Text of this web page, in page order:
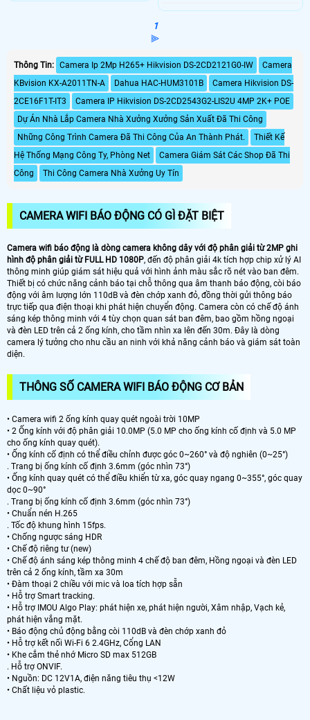
1
⫸
Thông Tin: Camera Ip 2Mp H265+ Hikvision DS-2CD2121G0-IW
Camera
KBvision KX-A2011TN-A
Dahua HAC-HUM3101B
Camera Hikvision DS-
2CE16F1T-IT3
Camera IP Hikvision DS-2CD2543G2-LIS2U 4MP 2K+ POE
Dự Án Nhà Lắp Camera Nhà Xưởng Xưởng Sản Xuất Đã Thi Công
Những Công Trình Camera Đã Thi Công Của An Thành Phát.
Thiết Kế
Hệ Thống Mạng Công Ty, Phòng Net
Camera Giám Sát Các Shop Đã Thi
Công
Thi Công Camera Nhà Xưởng Uy Tín
CAMERA WIFI BÁO ĐỘNG CÓ GÌ ĐẶT BIỆT
Camera wifi báo động là dòng camera không dây với độ phân giải từ 2MP ghi
hình độ phân giải từ FULL HD 1080P, đến độ phân giải 4k tích hợp chip xử lý AI
thông minh giúp giám sát hiệu quả với hình ảnh màu sắc rõ nét vào ban đêm.
Thiết bị có chức năng cảnh báo tại chỗ thông qua âm thanh báo động, còi báo
động với âm lượng lớn 110dB và đèn chớp xanh đỏ, đồng thời gửi thông báo
trực tiếp qua điện thoại khi phát hiện chuyển động. Camera còn có chế độ ánh
sáng kép thông minh với 4 tùy chọn quan sát ban đêm, bao gồm hồng ngoại
và đèn LED trên cả 2 ống kính, cho tầm nhìn xa lên đến 30m. Đây là dòng
camera lý tưởng cho nhu cầu an ninh với khả năng cảnh báo và giám sát toàn
diện.
THÔNG SỐ CAMERA WIFI BÁO ĐỘNG CƠ BẢN
• Camera wifi 2 ống kính quay quét ngoài trời 10MP
• 2 Ống kính với độ phân giải 10.0MP (5.0 MP cho ống kính cố định và 5.0 MP
cho ống kính quay quét).
• Ống kính cố định có thể điều chỉnh được góc 0~260° và độ nghiên (0~25°)
. Trang bị ống kính cố định 3.6mm (góc nhìn 73°)
• Ống kính quay quét có thể điều khiển từ xa, góc quay ngang 0~355°, góc quay
dọc 0~90°
. Trang bị ống kính cố định 3.6mm (góc nhìn 73°)
• Chuẩn nén H.265
. Tốc độ khung hình 15fps.
• Chống ngược sáng HDR
• Chế độ riêng tư (new)
• Chế độ ánh sáng kép thông minh 4 chế độ ban đêm, Hồng ngoại và đèn LED
trên cả 2 ống kính, tầm xa 30m
• Đàm thoại 2 chiều với mic và loa tích hợp sẵn
• Hỗ trợ Smart tracking.
• Hỗ trợ IMOU Algo Play: phát hiện xe, phát hiện người, Xâm nhập, Vạch kẻ,
phát hiện vắng mặt.
• Báo động chủ động bằng còi 110dB và đèn chớp xanh đỏ
• Hỗ trợ kết nối Wi-Fi 6 2.4GHz, Cổng LAN
• Khe cắm thẻ nhớ Micro SD max 512GB
. Hỗ trợ ONVIF.
• Nguồn: DC 12V1A, điện năng tiêu thụ <12W
• Chất liệu vỏ plastic.